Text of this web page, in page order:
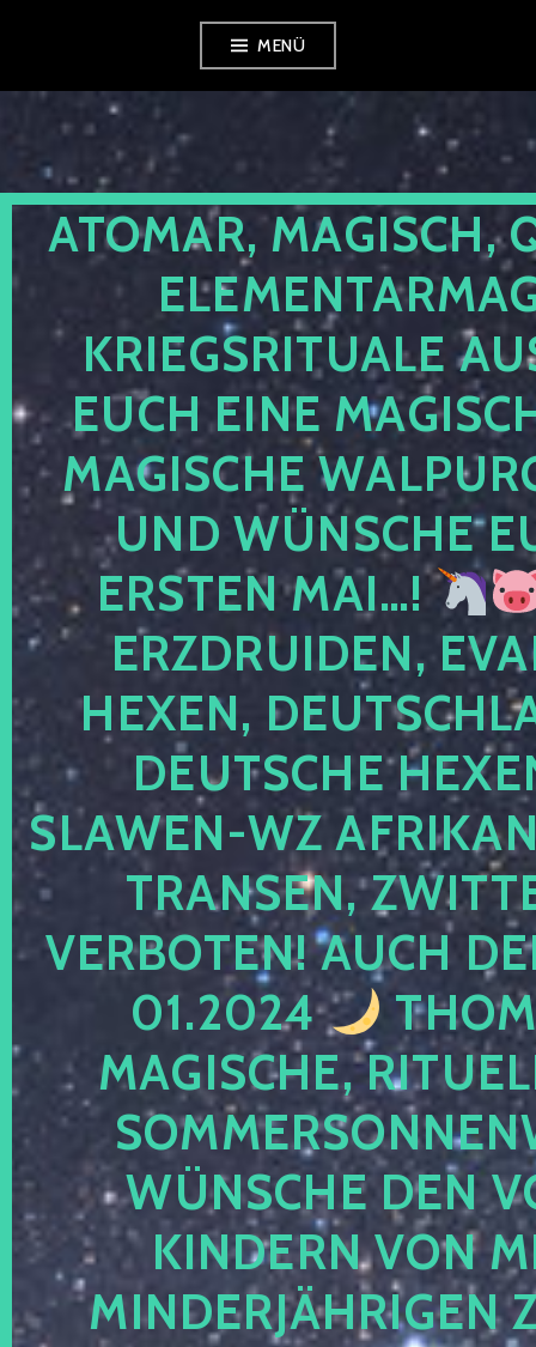
springen
MENÜ
ATOMAR, MAGISCH,
KRIEGSRITUALE
EUCH EINE
MAGISCHE
UND WÜNSCHE
ERSTEN MAI…!
ERZDRUIDEN,
HEXEN,
DEUTSCHE
SLAWEN-WZ
TRANSEN,
VERBOTEN! AUCH
01.2024
MAGISCHE,
WÜNSCHE DEN
KINDERN VON
MINDERJÄHRIGEN